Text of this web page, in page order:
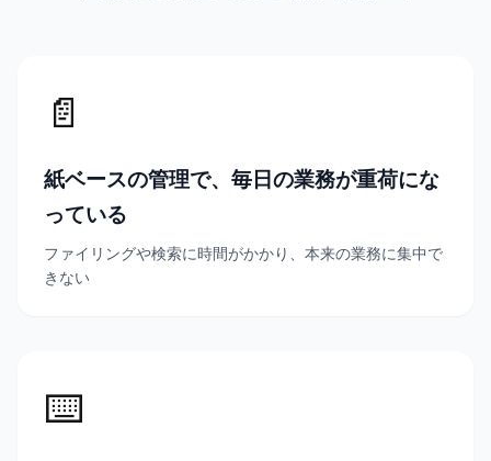
📄
紙ベースの管理で、毎日の業務が重荷にな
っている
ファイリングや検索に時間がかかり、本来の業務に集中で
きない
⌨️